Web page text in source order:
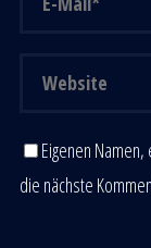
Eigenen
die nächste